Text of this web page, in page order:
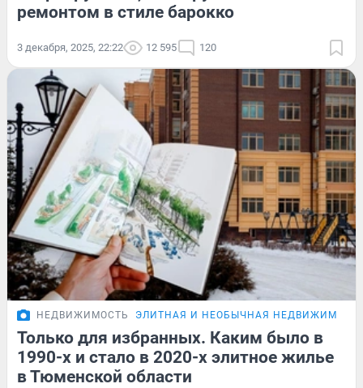
ремонтом в стиле барокко
3 декабря, 2025, 22:22 12 595 120
НЕДВИЖИМОСТЬ ЭЛИТНАЯ И НЕОБЫЧНАЯ
Только для избранных. Каким было в
1990-х и стало в 2020-х элитное жилье
в Тюменской области